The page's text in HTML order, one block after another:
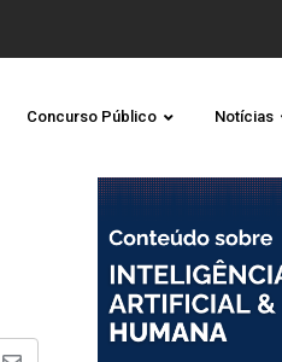
Concurso Público Notícias